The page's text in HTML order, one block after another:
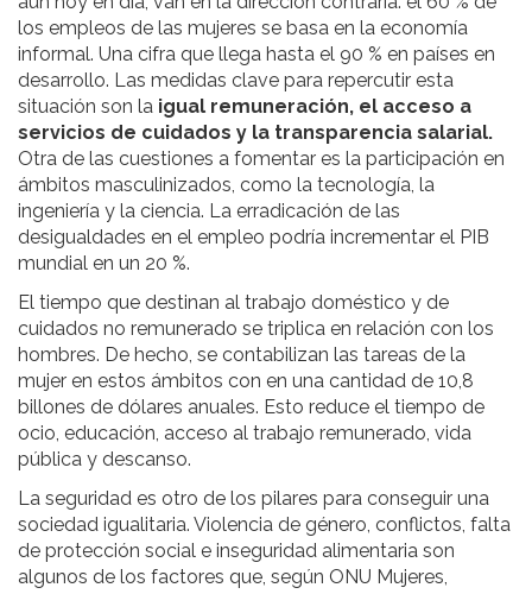
los empleos de las mujeres se basa en la economía
informal. Una cifra que llega hasta el 90 % en países en
desarrollo. Las medidas clave para repercutir esta
situación son la igual remuneración, el acceso a
servicios de cuidados y la transparencia salarial.
Otra de las cuestiones a fomentar es la participación en
ámbitos masculinizados, como la tecnología, la
ingeniería y la ciencia. La erradicación de las
desigualdades en el empleo podría incrementar el PIB
mundial en un 20 %.
El tiempo que destinan al trabajo doméstico y de
cuidados no remunerado se triplica en relación con los
hombres. De hecho, se contabilizan las tareas de la
mujer en estos ámbitos con en una cantidad de 10,8
billones de dólares anuales. Esto reduce el tiempo de
ocio, educación, acceso al trabajo remunerado, vida
pública y descanso.
La seguridad es otro de los pilares para conseguir una
sociedad igualitaria. Violencia de género, conflictos, falta
de protección social e inseguridad alimentaria son
algunos de los factores que, según ONU Mujeres,